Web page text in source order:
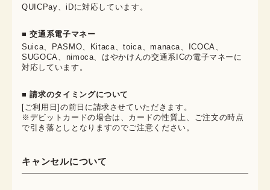
QUICPay、iDに対応しています。
■ 交通系電子マネー
Suica、PASMO、Kitaca、toica、manaca、ICOCA、
SUGOCA、nimoca、はやかけんの交通系ICの電子マネーに
対応しています。
■ 請求のタイミングについて
[ご利用日]の前日に請求させていただきます。
※デビットカードの場合は、カードの性質上、ご注文の時点
で引き落としとなりますのでご注意ください。
キャンセルについて